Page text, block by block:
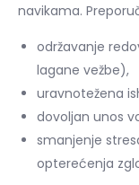
navikama.
održavanje
lagane vežbe),
uravnotežena
dovoljan unos
smanjenje
opterećenja